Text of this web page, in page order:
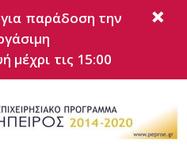
παράδοση την
μέχρι τις 15:00